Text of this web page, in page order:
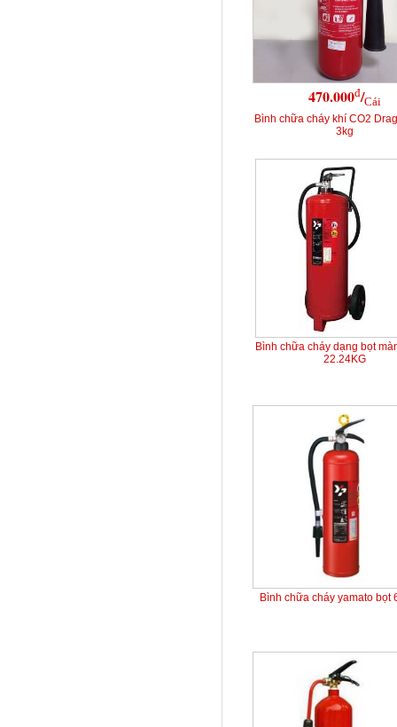
470.000đ/Cái
Bình chữa cháy khí CO2
3kg
Bình chữa cháy dạng bọt
22.24KG
Bình chữa cháy yamato bọt